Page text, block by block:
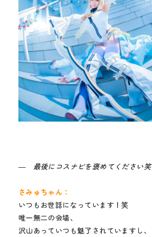
― 最後にコスナビを褒めてください笑
さみゅちゃん：
いつもお世話になっています！笑
唯一無二の会場、
沢山あっていつも魅了されていますし、